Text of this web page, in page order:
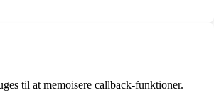
til at memoisere callback-funktioner.